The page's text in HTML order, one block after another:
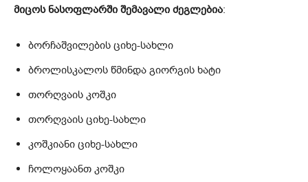
მიცოს ნასოფლარში შემავალი ძეგლებია:
ბორჩაშვილების ციხე-სახლი
ბროლისკალოს წმინდა გიორგის ხატი
თორღვაის კოშკი
თორღვაის ციხე-სახლი
კოშკიანი ციხე-სახლი
ჩოლოყაანთ კოშკი